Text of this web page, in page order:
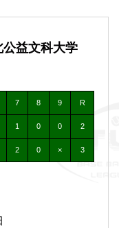
益文科大学
7 8 9 R
1 0 0 2
2 0 × 3